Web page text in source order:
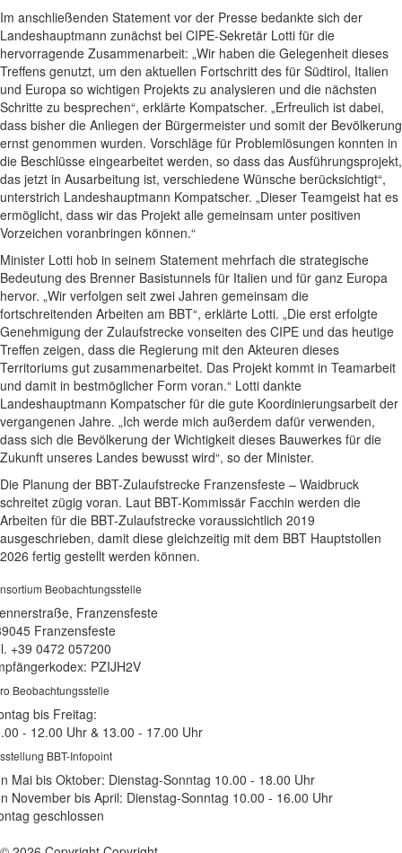
Im anschließenden Statement vor der Presse bedankte sich der
Landeshauptmann zunächst bei CIPE-Sekretär Lotti für die
hervorragende Zusammenarbeit: „Wir haben die Gelegenheit dieses
Treffens genutzt, um den aktuellen Fortschritt des für Südtirol, Italien
und Europa so wichtigen Projekts zu analysieren und die nächsten
Schritte zu besprechen“, erklärte Kompatscher. „Erfreulich ist dabei,
dass bisher die Anliegen der Bürgermeister und somit der Bevölkerung
ernst genommen wurden. Vorschläge für Problemlösungen konnten in
die Beschlüsse eingearbeitet werden, so dass das Ausführungsprojekt,
das jetzt in Ausarbeitung ist, verschiedene Wünsche berücksichtigt“,
unterstrich Landeshauptmann Kompatscher. „Dieser Teamgeist hat es
ermöglicht, dass wir das Projekt alle gemeinsam unter positiven
Vorzeichen voranbringen können.“
Minister Lotti hob in seinem Statement mehrfach die strategische
Bedeutung des Brenner Basistunnels für Italien und für ganz Europa
hervor. „Wir verfolgen seit zwei Jahren gemeinsam die
fortschreitenden Arbeiten am BBT“, erklärte Lotti. „Die erst erfolgte
Genehmigung der Zulaufstrecke vonseiten des CIPE und das heutige
Treffen zeigen, dass die Regierung mit den Akteuren dieses
Territoriums gut zusammenarbeitet. Das Projekt kommt in Teamarbeit
und damit in bestmöglicher Form voran.“ Lotti dankte
Landeshauptmann Kompatscher für die gute Koordinierungsarbeit der
vergangenen Jahre. „Ich werde mich außerdem dafür verwenden,
dass sich die Bevölkerung der Wichtigkeit dieses Bauwerkes für die
Zukunft unseres Landes bewusst wird“, so der Minister.
Die Planung der BBT-Zulaufstrecke Franzensfeste – Waidbruck
schreitet zügig voran. Laut BBT-Kommissär Facchin werden die
Arbeiten für die BBT-Zulaufstrecke voraussichtlich 2019
ausgeschrieben, damit diese gleichzeitig mit dem BBT Hauptstollen
2026 fertig gestellt werden können.
Beobachtungsstelle
Franzensfeste
Franzensfeste
+39 0472 057200
PZIJH2V
Beobachtungsstelle
bis Freitag:
- 12.00 Uhr & 13.00 - 17.00 Uhr
BBT-Infopoint
Mai bis Oktober: Dienstag-Sonntag 10.00 - 18.00 Uhr
November bis April: Dienstag-Sonntag 10.00 - 16.00 Uhr
geschlossen